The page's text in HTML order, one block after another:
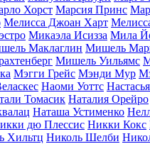
Хорст Марсия Принс
Мелисса Джоан Харт
Микаэла Исизза Мила
Маклаглин Мишель
Мишель Уильямс
Мэгги Грейс Мэнди Мур
Наоми Уоттс
Томасик Наталия Орейро
Наташа Устименко
дю Плессис Никки Кокс
Хильтц Николь Шелби